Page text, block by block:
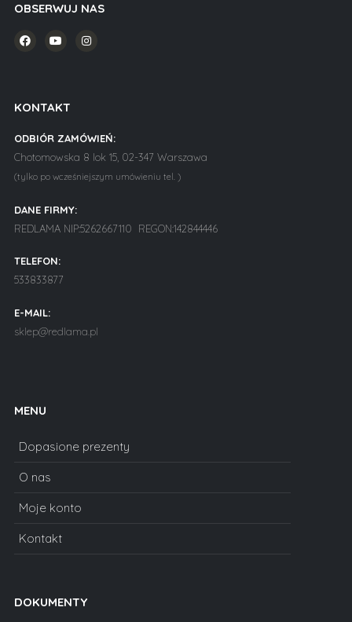
OBSERWUJ NAS
KONTAKT
ODBIÓR ZAMÓWIEŃ:
Chotomowska 8 lok 15, 02-347 Warszawa
(tylko po wcześniejszym umówieniu tel. )
DANE FIRMY:
REDLAMA NIP:5262667110 REGON:142844446
TELEFON:
533833877
E-MAIL:
sklep@redlama.pl
MENU
Dopasione prezenty
O nas
Moje konto
Kontakt
DOKUMENTY